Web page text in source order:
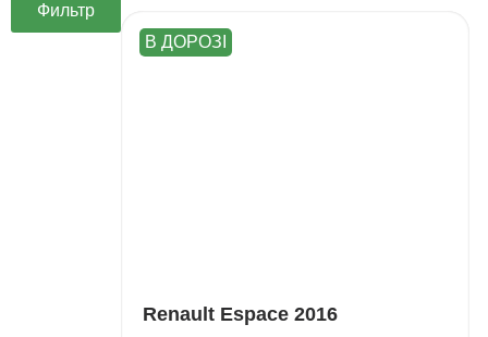
Фильтр
Renault Espace 2016
В ДОРОЗІ